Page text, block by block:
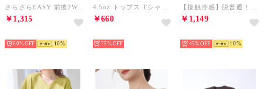
さらさらEASY 前後2WAYヘンリーネックTブラウス （オフホワイト）
￥1,315
60% 10
4.5oz トップス Tシャツ 半袖 コットン100% 無地 クルーネック ユニセックス 五分袖 カットソー GL63000 （ブラック）
￥660
75%
【接触冷感】脱普通！すっきり見え大人の上品Tシャツ （チャコール）
￥1,149
45% 10